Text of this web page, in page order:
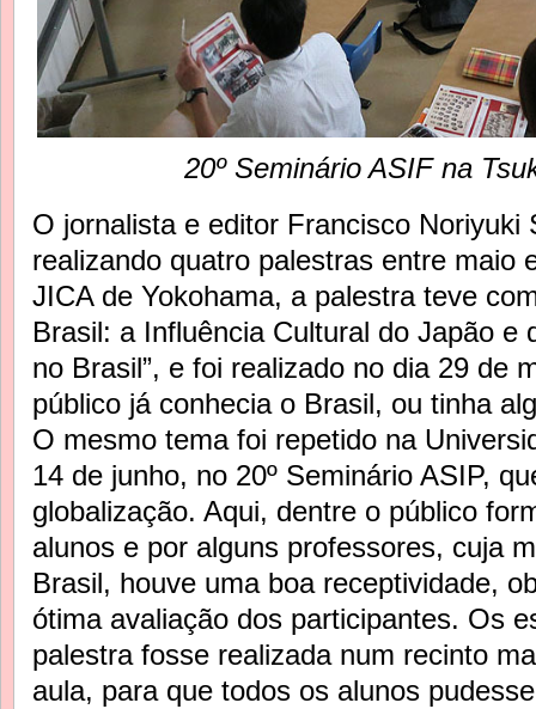
20º Seminário ASIF na
O jornalista e editor Francisco Noriyuki
realizando quatro palestras entre maio
JICA de Yokohama, a palestra teve
Brasil: a Influência Cultural do Japão e
no Brasil”, e foi realizado no dia 29 de
público já conhecia o Brasil, ou tinha
O mesmo tema foi repetido na
14 de junho, no 20º Seminário ASIP,
globalização. Aqui, dentre o público
alunos e por alguns professores, cuja
Brasil, houve uma boa receptividade,
ótima avaliação dos participantes. Os
palestra fosse realizada num recinto
aula, para que todos os alunos